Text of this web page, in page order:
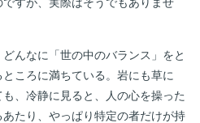
んなに「世の中のバランス」をと
ころに満ちている。岩にも草に
、冷静に見ると、人の心を操った
たり、やっぱり特定の者だけが持